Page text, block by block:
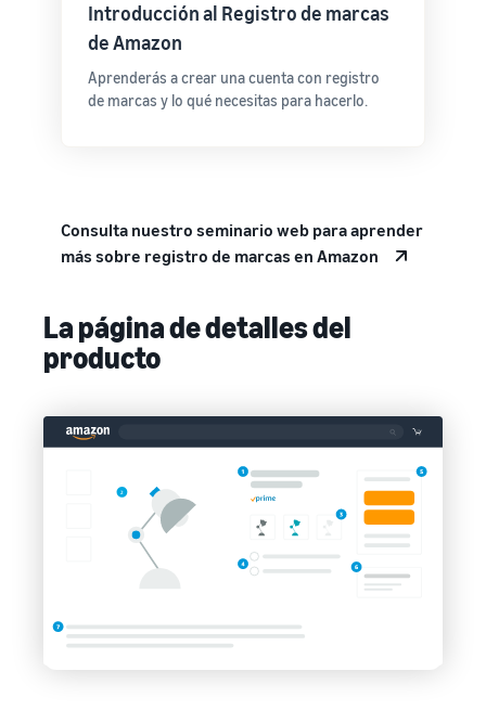
Introducción al Registro de marcas
de Amazon
Aprenderás a crear una cuenta con registro
de marcas y lo qué necesitas para hacerlo.
Consulta nuestro seminario web para aprender
más sobre registro de marcas en Amazon
La página de detalles del
producto